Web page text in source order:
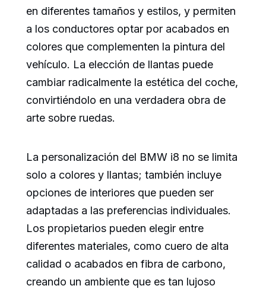
en diferentes tamaños y estilos, y permiten
a los conductores optar por acabados en
colores que complementen la pintura del
vehículo. La elección de llantas puede
cambiar radicalmente la estética del coche,
convirtiéndolo en una verdadera obra de
arte sobre ruedas.
La personalización del BMW i8 no se limita
solo a colores y llantas; también incluye
opciones de interiores que pueden ser
adaptadas a las preferencias individuales.
Los propietarios pueden elegir entre
diferentes materiales, como cuero de alta
calidad o acabados en fibra de carbono,
creando un ambiente que es tan lujoso